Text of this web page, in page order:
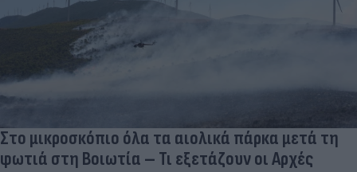
Στο μικροσκόπιο όλα τα αιολικά πάρκα μετά τη
φωτιά στη Βοιωτία – Τι εξετάζουν οι Αρχές